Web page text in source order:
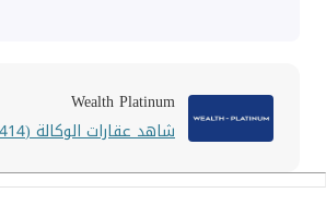
Wealth Platinum
شاهد عقارات الوكالة (414)